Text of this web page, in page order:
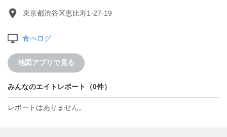
東京都渋谷区恵比寿1-27-19
食べログ
地図アプリで見る
みんなのエイトレポート（0件）
レポートはありません。